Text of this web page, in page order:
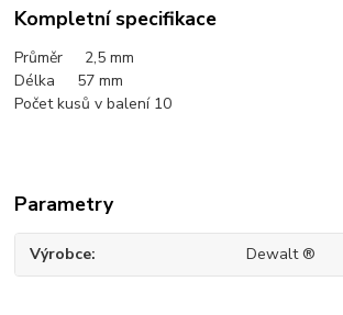
Kompletní specifikace
Průměr 2,5 mm
Délka 57 mm
Počet kusů v balení 10
Parametry
Výrobce Dewalt ®